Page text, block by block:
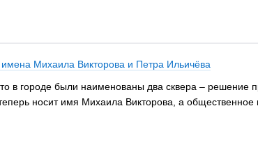
Михаила Викторова и Петра Ильичёва
в городе были наименованы два сквера – решение
носит имя Михаила Викторова, а